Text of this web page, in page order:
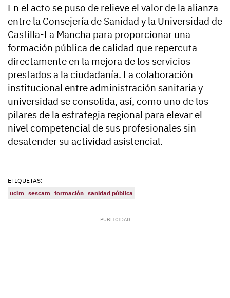
En el acto se puso de relieve el valor de la alianza
entre la Consejería de Sanidad y la Universidad de
Castilla-La Mancha para proporcionar una
formación pública de calidad que repercuta
directamente en la mejora de los servicios
prestados a la ciudadanía. La colaboración
institucional entre administración sanitaria y
universidad se consolida, así, como uno de los
pilares de la estrategia regional para elevar el
nivel competencial de sus profesionales sin
desatender su actividad asistencial.
ETIQUETAS:
uclm sescam formación sanidad pública